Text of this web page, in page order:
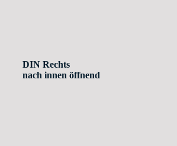
DIN Rechts
nach innen öffnend